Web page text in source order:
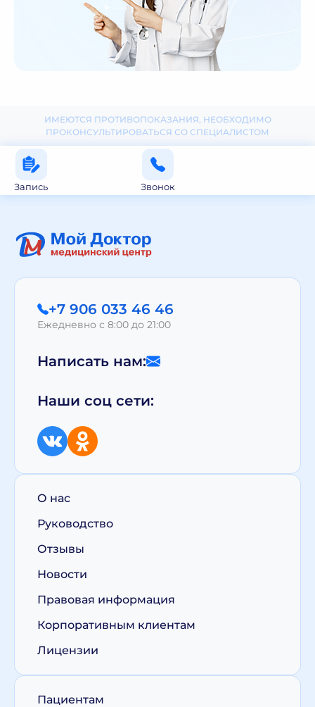
ИМЕЮТСЯ ПРОТИВОПОКАЗАНИЯ, НЕОБХОДИМО
ПРОКОНСУЛЬТИРОВАТЬСЯ СО СПЕЦИАЛИСТОМ
Запись Звонок
+7 906 033 46 46
Ежедневно с 8:00 до 21:00
Написать нам:
Наши соц сети:
О нас
Руководство
Отзывы
Новости
Правовая информация
Корпоративным клиентам
Лицензии
Пациентам